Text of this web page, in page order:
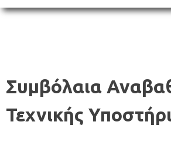
3dr
Συμβόλαια
Τεχνικής